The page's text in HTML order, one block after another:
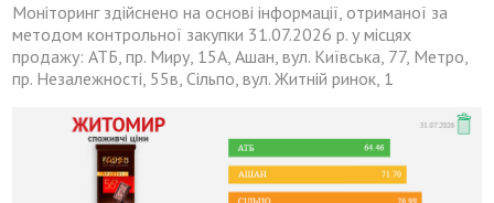
Моніторинг здійснено на основі інформації, отриманої за
методом контрольної закупки 31.07.2026 р. у місцях
продажу: АТБ, пр. Миру, 15А, Ашан, вул. Київська, 77, Метро,
пр. Незалежності, 55в, Сільпо, вул. Житній ринок, 1